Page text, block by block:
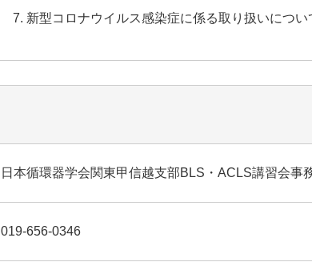
新型コロナウイルス感染症に係る取り扱いにつ
日本循環器学会関東甲信越支部BLS・ACLS講習会事
019-656-0346